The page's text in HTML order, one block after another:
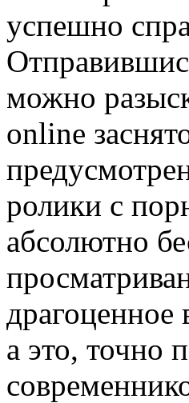
успешно
можно
online
ролики с
абсолютно
а это, точно